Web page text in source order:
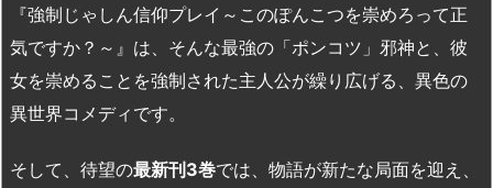
『強制じゃしん信仰プレイ～このぽんこつを崇めろって正
気ですか？～』は、そんな最強の「ポンコツ」邪神と、彼
女を崇めることを強制された主人公が繰り広げる、異色の
異世界コメディです。
そして、待望の最新刊3巻では、物語が新たな局面を迎え、